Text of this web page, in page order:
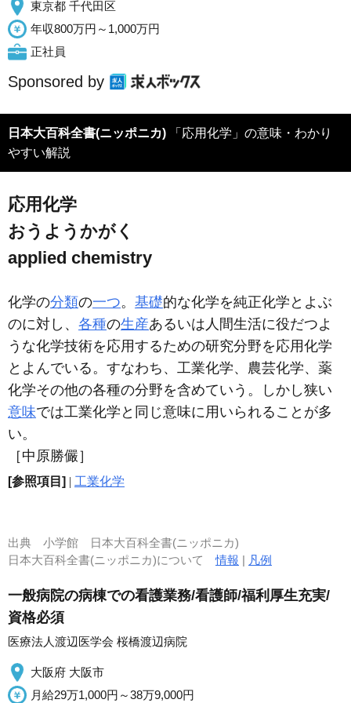
東京都 千代田区
年収800万円～1,000万円
正社員
Sponsored by
日本大百科全書(ニッポニカ) 「応用化学」の意味・わかり
やすい解説
応用化学
おうようかがく
applied chemistry
化学の分類の一つ。 基礎的な化学を純正化学とよぶ
のに対し、 各種の生産あるいは人間生活に役だつよ
うな化学技術を応用するための研究分野を応用化学
とよんでいる。すなわち、工業化学、農芸化学、薬
化学その他の各種の分野を含めていう。しかし狭い
意味では工業化学と同じ意味に用いられることが多
い。
［中原勝儼］
[参照項目] | 工業化学
出典 小学館 日本大百科全書(ニッポニカ)
日本大百科全書(ニッポニカ)について情報 | 凡例
一般病院の病棟での看護業務/看護師/福利厚生充実/
資格必須
医療法人渡辺医学会 桜橋渡辺病院
大阪府 大阪市
月給29万1,000円～38万9,000円